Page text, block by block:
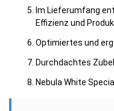
Im Lieferumfang
Effizienz und
Optimiertes und
Durchdachtes
Nebula White